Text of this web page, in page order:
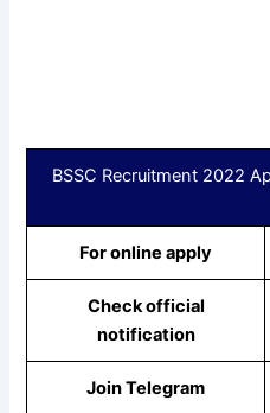
BSSC Recruitment 2022
For online apply
Check official
notification
Join Telegram